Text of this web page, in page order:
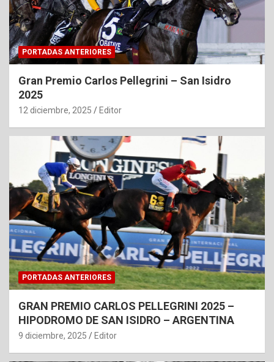
PORTADAS ANTERIORES
Gran Premio Carlos Pellegrini – San Isidro
2025
12 diciembre, 2025 Editor
PORTADAS ANTERIORES
GRAN PREMIO CARLOS PELLEGRINI 2025 –
HIPODROMO DE SAN ISIDRO – ARGENTINA
9 diciembre, 2025 Editor